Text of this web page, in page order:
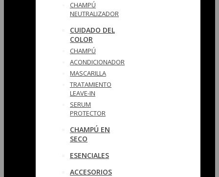
CHAMPÚ
NEUTRALIZADOR
CUIDADO DEL
COLOR
CHAMPÚ
ACONDICIONADOR
MASCARILLA
TRATAMIENTO
LEAVE-IN
SERUM
PROTECTOR
CHAMPÚ EN
SECO
ESENCIALES
ACCESORIOS